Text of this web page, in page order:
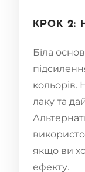
КРОК 2:
Біла
кольорів.
лаку та
якщо ви
ефекту.